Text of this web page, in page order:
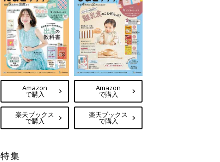
Amazon
で購入
楽天ブックス
で購入
Amazon
で購入
楽天ブックス
で購入
特集